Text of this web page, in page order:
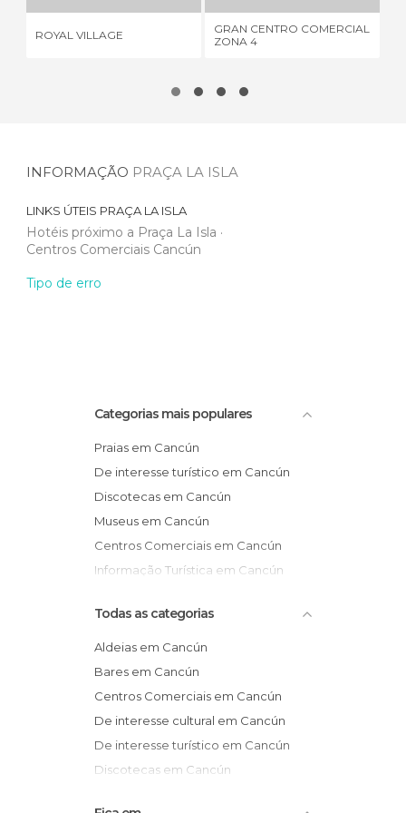
ROYAL VILLAGE
GRAN CENTRO COMERCIAL
ZONA 4
INFORMAÇÃO PRAÇA LA ISLA
LINKS ÚTEIS PRAÇA LA ISLA
Hotéis próximo a Praça La Isla
Centros Comerciais Cancún
Tipo de erro
Categorias mais populares
Praias em Cancún
De interesse turístico em Cancún
Discotecas em Cancún
Museus em Cancún
Centros Comerciais em Cancún
Informação Turística em Cancún
Todas as categorias
Aldeias em Cancún
Bares em Cancún
Centros Comerciais em Cancún
De interesse cultural em Cancún
De interesse turístico em Cancún
Discotecas em Cancún